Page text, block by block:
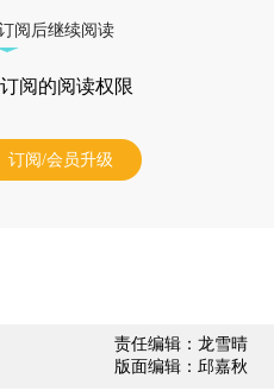
阅后继续阅读
阅的阅读权限
订阅/会员升级
责任编辑：龙雪晴
版面编辑：邱嘉秋